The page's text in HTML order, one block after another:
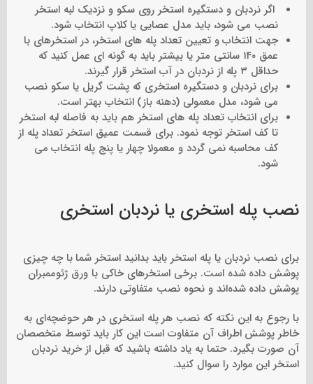
اگر نردبان و دستگیره استخر روی سکو و نزدیک لبه استخر
نصب می شود، باید مدل عصایی یا کلاپ انتخاب شود.
جهت انتخاب و تعیین تعداد پله های استخر، در استخرهای با
عمق ۱۴۰ سانتی متر یا بیشتر باید به گونه ای عمل کنید که
حداقل ۳ پله از نردبان در آب استخر قرار گیرند.
برای نردبان و دستگیره استخری که پشت گریل یا سکو نصب
می شود، مدل معمولی (دهنه باز) انتخاب بهتر است.
برای انتخاب تعداد پله های استخر هم باید به فاصله لبه استخر
تا کف استخر توجه نمود. برای قسمت عمیق استخر تعداد پله از
کف محاسبه نمی گردد و معمولا چهار یا پنج پله انتخاب می
شود.
نصب پله استخری یا نردبان استخری
برای نصب نردبان یا پله استخر باید بدانید استخر شما با چه چیزی
پوشش داده شده است. برخی استخرهای خاکی با ورق ژئوممبران
پوشش داده شده‌اند و نحوه نصب متفاوتی دارند.
با رجوع به این نکته که نصب هر پله استخری در هر حوضچه‌ای به
خاطر پوشش اطراف آن متفاوت است این کار باید توسط متخصصان
آن صورت بگیرد. حتما به یاد داشته باشید که قبل از خرید نردبان
استخر این موارد را سوال کنید.